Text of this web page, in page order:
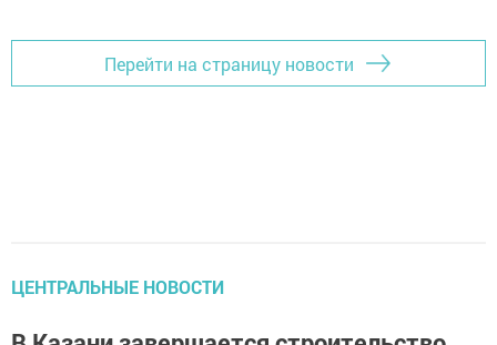
Перейти на страницу новости
ЦЕНТРАЛЬНЫЕ НОВОСТИ